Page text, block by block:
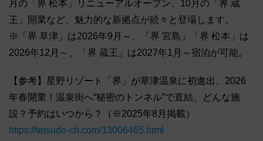
月の「界 松本」リニューアルオープン、10月の「界 蔵
王」開業など、魅力的な新拠点が続々と登場します。
※「界 草津」は2026年9月～、「界 宮島」「界 松本」は
2026年12月～、「界 蔵王」は2027年1月～宿泊が可能。
【参考】星野リゾート「界」が草津温泉に初進出、2026
年春開業！温泉街へ“秘密のトンネル”で直結、どんな施
設？予約はいつから？（※2025年8月掲載）
https://tetsudo-ch.com/13006465.html